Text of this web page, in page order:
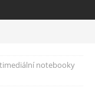
notebooky